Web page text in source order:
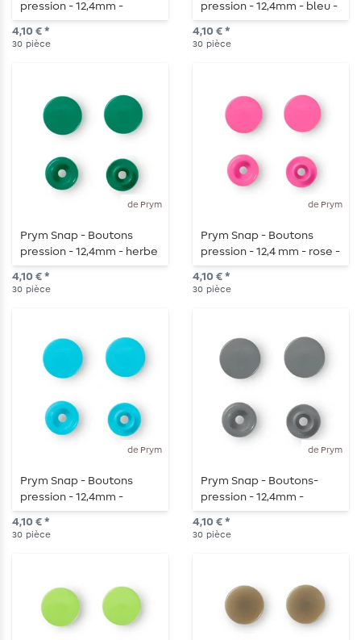
pression - 12,4mm -
turquoise clair - 30 pièces
4,10 € *
30 pièce
pression - 12,4mm - bleu -
30 pièces
4,10 € *
30 pièce
de Prym
Prym Snap - Boutons
pression - 12,4mm - herbe
- 30 pièces
4,10 € *
30 pièce
de Prym
Prym Snap - Boutons
pression - 12,4 mm - rose -
30 pièces
4,10 € *
30 pièce
de Prym
Prym Snap - Boutons
pression - 12,4mm -
turquoise - 30 pièces
4,10 € *
30 pièce
de Prym
Prym Snap - Boutons-
pression - 12,4mm -
argent - 30 pièces
4,10 € *
30 pièce